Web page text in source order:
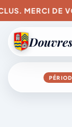
MERCI DE
Agenda